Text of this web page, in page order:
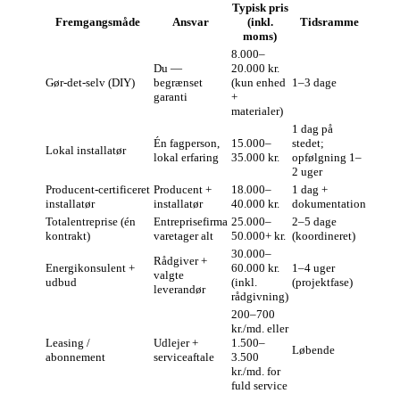
Fremgangsmåde Ansvar
Typisk pris
(inkl.
moms)
Tidsramme
Gør‑det‑selv (DIY)
Du —
begrænset
garanti
8.000–
20.000 kr.
(kun enhed
+
materialer)
1–3 dage
Lokal installatør
Én fagperson,
lokal erfaring
15.000–
35.000 kr.
1 dag på
stedet;
opfølgning 1–
2 uger
Producent‑certificeret
installatør
Producent +
installatør
18.000–
40.000 kr.
1 dag +
dokumentation
Totalentreprise (én
kontrakt)
Entreprisefirma
varetager alt
25.000–
50.000+ kr.
2–5 dage
(koordineret)
Energikonsulent +
udbud
Rådgiver +
valgte
leverandør
30.000–
60.000 kr.
(inkl.
rådgivning)
1–4 uger
(projektfase)
Leasing /
abonnement
Udlejer +
serviceaftale
200–700
kr./md. eller
1.500–
3.500
kr./md. for
fuld service
Løbende